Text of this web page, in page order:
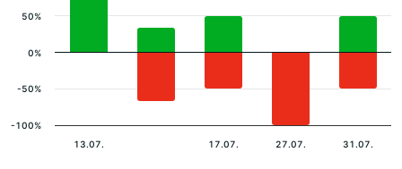
13.07. 17.07. 27.07. 31.07.
-100%
-50%
0%
50%